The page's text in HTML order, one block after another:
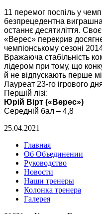
11 перемог поспіль у
безпрецедентна виграшна
останнє десятиліття.
«Верес» перекрив
чемпіонському сезоні
Вражаюча стабільність
лідером при тому, що
й не відпускають перше
Лауреат 23-го ігрового
Першій лізі:
Юрій Вірт («Верес»)
Середній бал – 4,8
25.04.2021
Главная
Об Объединении
Руководство
Новости
Наши тренеры
Колонка тренера
Галерея